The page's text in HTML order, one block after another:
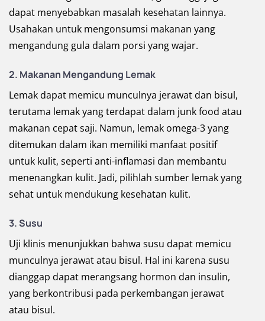
dapat menyebabkan masalah kesehatan lainnya.
Usahakan untuk mengonsumsi makanan yang
mengandung gula dalam porsi yang wajar.
2. Makanan Mengandung Lemak
Lemak dapat memicu munculnya jerawat dan bisul,
terutama lemak yang terdapat dalam junk food atau
makanan cepat saji. Namun, lemak omega-3 yang
ditemukan dalam ikan memiliki manfaat positif
untuk kulit, seperti anti-inflamasi dan membantu
menenangkan kulit. Jadi, pilihlah sumber lemak yang
sehat untuk mendukung kesehatan kulit.
3. Susu
Uji klinis menunjukkan bahwa susu dapat memicu
munculnya jerawat atau bisul. Hal ini karena susu
dianggap dapat merangsang hormon dan insulin,
yang berkontribusi pada perkembangan jerawat
atau bisul.